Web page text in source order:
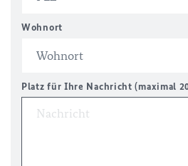
Wohnort
Platz für Ihre Nachricht (maximal